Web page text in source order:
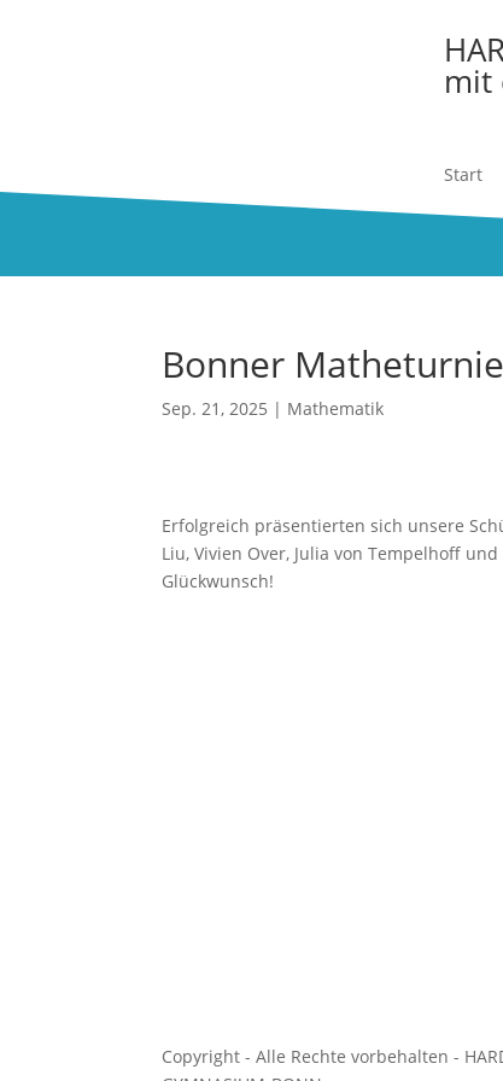
mit
Start
Bonner
Sep. 21, 2025 | Mathematik
Erfolgreich präsentierten sich unsere
Liu, Vivien Over, Julia von Tempelhoff
Glückwunsch!
Copyright - Alle Rechte vorbehalten -